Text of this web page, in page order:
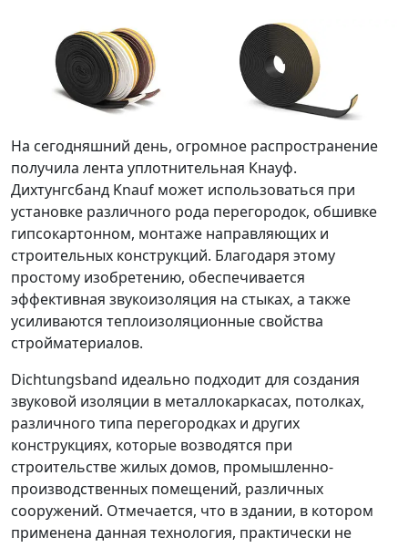
На сегодняшний день, огромное распространение
получила лента уплотнительная Кнауф.
Дихтунгсбанд Knauf может использоваться при
установке различного рода перегородок, обшивке
гипсокартонном, монтаже направляющих и
строительных конструкций. Благодаря этому
простому изобретению, обеспечивается
эффективная звукоизоляция на стыках, а также
усиливаются теплоизоляционные свойства
стройматериалов.
Dichtungsband идеально подходит для создания
звуковой изоляции в металлокаркасах, потолках,
различного типа перегородках и других
конструкциях, которые возводятся при
строительстве жилых домов, промышленно-
производственных помещений, различных
сооружений. Отмечается, что в здании, в котором
применена данная технология, практически не